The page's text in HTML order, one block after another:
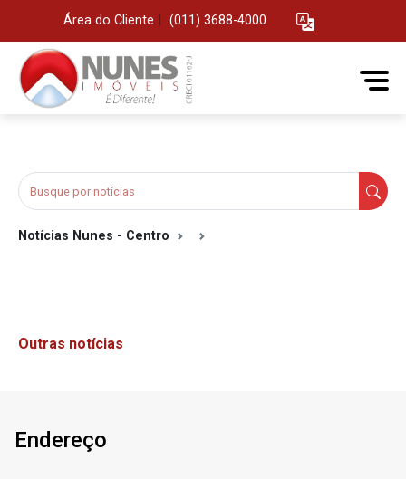
Área do Cliente (011) 3688-4000
Notícias Nunes - Centro
Outras notícias
Endereço